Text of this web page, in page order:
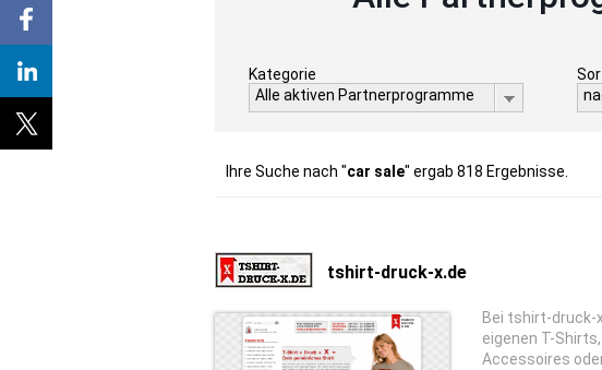
Kategorie
Alle aktiven Partnerprogramme
Ihre Suche nach "car sale" ergab 818 Ergebnisse.
tshirt-druck-x.de
Bei tshirt-druck-
eigenen T-
Accessoires